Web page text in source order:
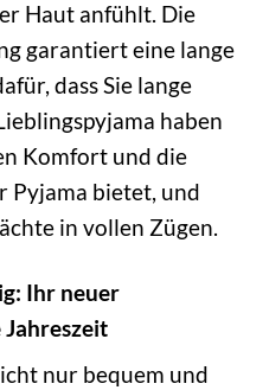
Haut anfühlt. Die
garantiert eine lange
dass Sie lange
haben
Komfort und die
Pyjama bietet, und
in vollen Zügen.
Ihr neuer
nur bequem und